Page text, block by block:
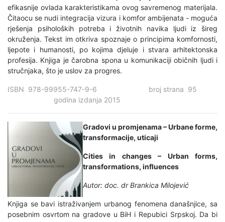
efikasnije ovlada karakteristikama ovog savremenog materijala.
Čitaocu se nudi integracija vizura i komfor ambijenata - moguća
rješenja psiholoških potreba i životnih navika ljudi iz šireg
okruženja. Tekst im otkriva spoznaje o principima komfornosti,
ljepote i humanosti, po kojima djeluje i stvara arhitektonska
profesija. Knjiga je čarobna spona u komunikaciji običnih ljudi i
stručnjaka, što je uslov za progres.
ISBN 978-99955-747-9-6 broj strana 95
godina izdanja 2015
Gradovi u promjenama – Urbane forme,
transformacije, uticaji
Cities in changes – Urban forms,
transformations, influences
Autor: doc. dr Brankica Milojević
Knjiga se bavi istraživanjem urbanog fenomena današnjice, sa
posebnim osvrtom na gradove u BiH i Repubici Srpskoj. Da bi